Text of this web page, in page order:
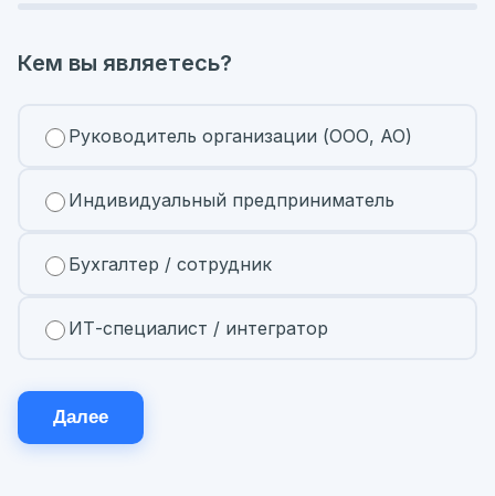
Кем вы являетесь?
Руководитель организации (ООО, АО)
Индивидуальный предприниматель
Бухгалтер / сотрудник
ИТ-специалист / интегратор
Далее